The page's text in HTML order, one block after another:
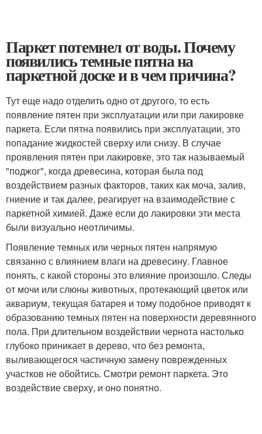
Паркет потемнел от воды. Почему
появились темные пятна на
паркетной доске и в чем причина?
Тут еще надо отделить одно от другого, то есть
появление пятен при эксплуатации или при лакировке
паркета. Если пятна появились при эксплуатации, это
попадание жидкостей сверху или снизу. В случае
проявления пятен при лакировке, это так называемый
"поджог", когда древесина, которая была под
воздействием разных факторов, таких как моча, залив,
гниение и так далее, реагирует на взаимодействие с
паркетной химией. Даже если до лакировки эти места
были визуально неотличимы.
Появление темных или черных пятен напрямую
связанно с влиянием влаги на древесину. Главное
понять, с какой стороны это влияние произошло. Следы
от мочи или слюны животных, протекающий цветок или
аквариум, текущая батарея и тому подобное приводят к
образованию темных пятен на поверхности деревянного
пола. При длительном воздействии чернота настолько
глубоко приникает в дерево, что без ремонта,
выливающегося частичную замену поврежденных
участков не обойтись. Смотри ремонт паркета. Это
воздействие сверху, и оно понятно.